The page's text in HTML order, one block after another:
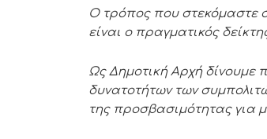
Ο τρόπος που στεκόμαστε
είναι ο πραγματικός
Ως Δημοτική Αρχή δίνουμε
δυνατοτήτων των
της προσβασιμότητας για